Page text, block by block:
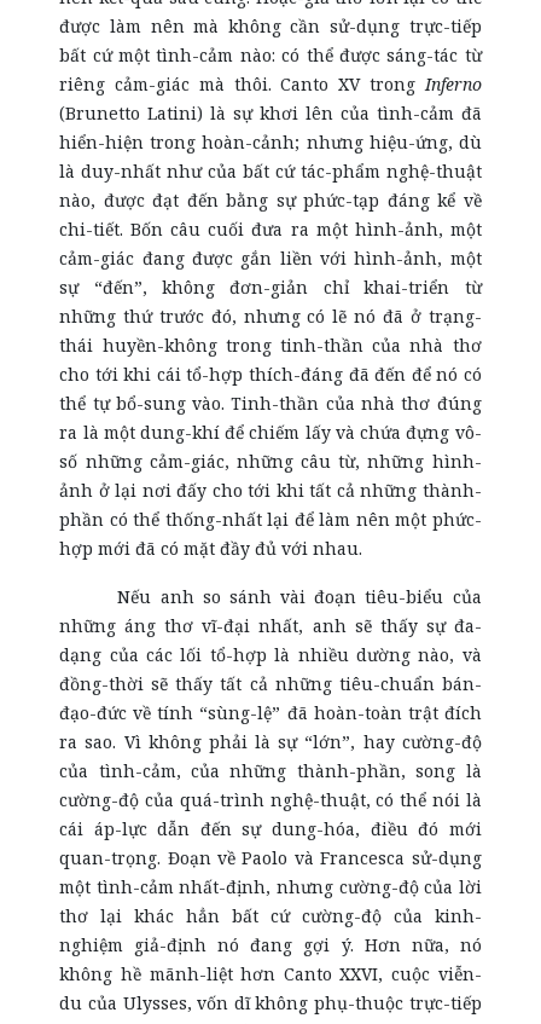
được làm nên mà không cần sử-dụng trực-tiếp
bất cứ một tình-cảm nào: có thể được sáng-tác từ
riêng cảm-giác mà thôi. Canto XV trongInferno
(Brunetto Latini) là sự khơi lên của tình-cảm đã
hiển-hiện trong hoàn-cảnh; nhưng hiệu-ứng, dù
là duy-nhất như của bất cứ tác-phẩm nghệ-thuật
nào, được đạt đến bằng sự phức-tạp đáng kể về
chi-tiết. Bốn câu cuối đưa ra một hình-ảnh, một
cảm-giác đang được gắn liền với hình-ảnh, một
sự “đến”, không đơn-giản chỉ khai-triển từ
những thứ trước đó, nhưng có lẽ nó đã ở trạng-
thái huyền-không trong tinh-thần của nhà thơ
cho tới khi cái tổ-hợp thích-đáng đã đến để nó có
thể tự bổ-sung vào. Tinh-thần của nhà thơ đúng
ra là một dung-khí để chiếm lấy và chứa đựng vô-
số những cảm-giác, những câu từ, những hình-
ảnh ở lại nơi đấy cho tới khi tất cả những thành-
phần có thể thống-nhất lại để làm nên một phức-
hợp mới đã có mặt đầy đủ với nhau.
Nếu anh so sánh vài đoạn tiêu-biểu của
những áng thơ vĩ-đại nhất, anh sẽ thấy sự đa-
dạng của các lối tổ-hợp là nhiều dường nào, và
đồng-thời sẽ thấy tất cả những tiêu-chuẩn bán-
đạo-đức về tính “sùng-lệ” đã hoàn-toàn trật đích
ra sao. Vì không phải là sự “lớn”, hay cường-độ
của tình-cảm, của những thành-phần, song là
cường-độ của quá-trình nghệ-thuật, có thể nói là
cái áp-lực dẫn đến sự dung-hóa, điều đó mới
quan-trọng. Đoạn về Paolo và Francesca sử-dụng
một tình-cảm nhất-định, nhưng cường-độ của lời
thơ lại khác hẳn bất cứ cường-độ của kinh-
nghiệm giả-định nó đang gợi ý. Hơn nữa, nó
không hề mãnh-liệt hơn Canto XXVI, cuộc viễn-
du của Ulysses, vốn dĩ không phụ-thuộc trực-tiếp